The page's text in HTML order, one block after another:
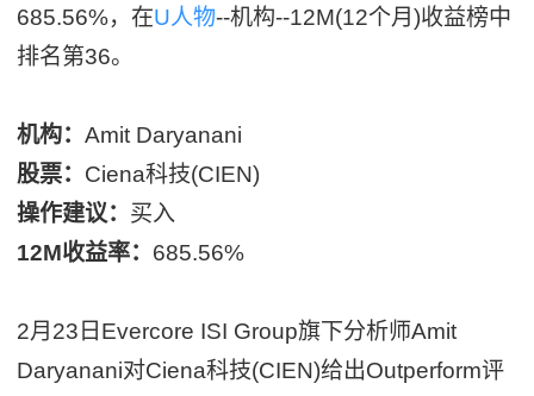
685.56%，在U人物--机构--12M(12个月)收益榜中
排名第36。
机构：Amit Daryanani
股票： Ciena科技(CIEN)
操作建议： 买入
12M收益率： 685.56%
2月23日Evercore ISI Group旗下分析师Amit
Daryanani对Ciena科技(CIEN)给出Outperform评